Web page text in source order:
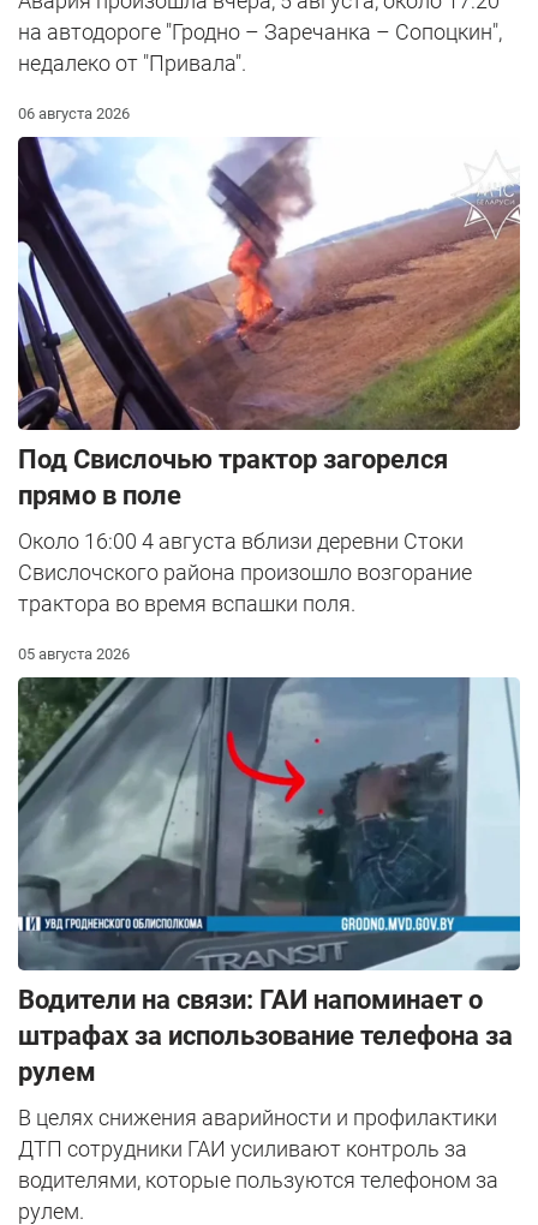
на автодороге "Гродно – Заречанка – Сопоцкин",
недалеко от "Привала".
06 августа 2026
Под Свислочью трактор загорелся
прямо в поле
Около 16:00 4 августа вблизи деревни Стоки
Свислочского района произошло возгорание
трактора во время вспашки поля.
05 августа 2026
Водители на связи: ГАИ напоминает о
штрафах за использование телефона за
рулем
В целях снижения аварийности и профилактики
ДТП сотрудники ГАИ усиливают контроль за
водителями, которые пользуются телефоном за
рулем.